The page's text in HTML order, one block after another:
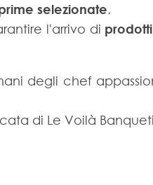
selezionate.
l'arrivo di prodotti
degli chef
di Le Voilà